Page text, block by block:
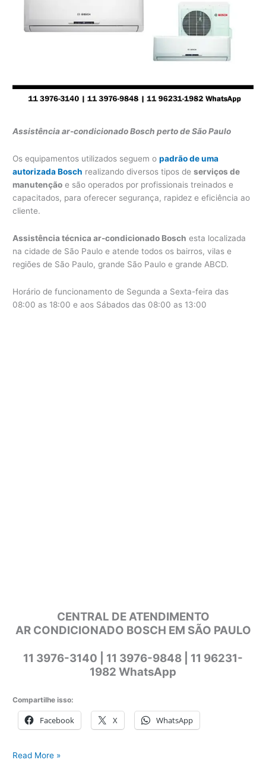
Assistência ar-condicionado Bosch perto de São Paulo
Os equipamentos utilizados seguem opadrão de uma
autorizada Bosch realizando diversos tipos deserviços de
manutenção e são operados por profissionais treinados e
capacitados, para oferecer segurança, rapidez e eficiência ao
cliente.
Assistência técnica ar-condicionado Bosch esta localizada
na cidade de São Paulo e atende todos os bairros, vilas e
regiões de São Paulo, grande São Paulo e grande ABCD.
Horário de funcionamento de Segunda a Sexta-feira das
08:00 as 18:00 e aos Sábados das 08:00 as 13:00
CENTRAL DE ATENDIMENTO
AR CONDICIONADO BOSCH EM SÃO PAULO
11 3976-3140 | 11 3976-9848 | 11 96231-
1982 WhatsApp
Compartilhe isso:
Facebook X WhatsApp
Assistência
Read More »